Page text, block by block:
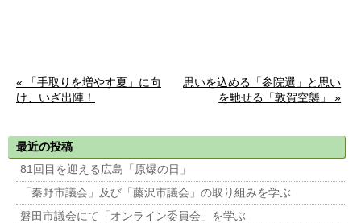
« 「手取りを増やす夏」に向
け、いざ出陣！
思いを込める「参院選」と思い
を馳せる「敦賀空襲」 »
最近の投稿
81回目を迎える広島「原爆の日」
「秦野市議会」及び「藤沢市議会」の取り組みを学ぶ
磐田市議会にて「オンライン委員会」を学ぶ